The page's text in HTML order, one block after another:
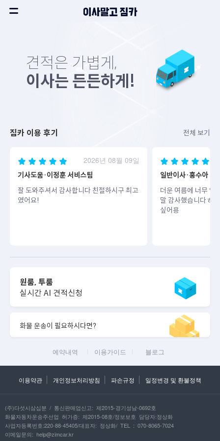
견적은 가볍게,
이사는 든든하게!
짐카 이용 후기 전체 보기
2026년 08월 09일
기사도움·이정훈 서비스팀
잘 도와주셔서 감사합니다 친절하시구 최고
였어요!
일반이사·홍수아 서
더운 여름에 너무 열
말 감사했습니다ㅎ
싶어용
원룸, 투룸
실시간 AI 견적신청
화물 운송이 필요하시다면?
예약내역 이용가이드 블로그
이용약관 개인정보처리방침 파손규정 일정변경 및 환불정책
(주)다섯시삼십분 / 통신판매업신고: 제2015-경기성남-0692호
화물자동차운송주선업 허가증: 제2015-08호/정보보호 담당자:정상화
사업자등록번호:220-88-45405/대표자: 정상화/ TEL : 070-8065-7024
이메일문의: help@zimcar.kr